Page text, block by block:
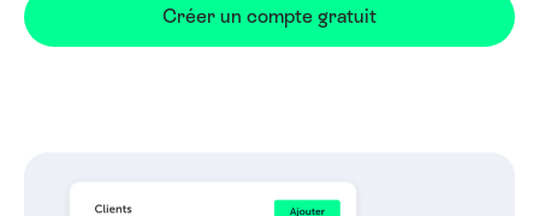
Créer un compte gratuit